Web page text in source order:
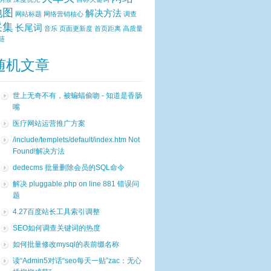
网站标题 网络营销核心 解决方法 调查
集长尾词 音乐 页面更新度 首页距离 高质量
机文章
世上无奇不有，被蝙蝠偷吻 - 知道是香肠
嘴
医疗网站运营推广方案
/include/templets/default/index.htm Not
Found!解决方法
dedecms 批量删除会员的SQL命令
解决 pluggable.php on line 881 错误问
题
4.27百度站长工具索引调整
SEO如何调查关键词的热度
如何批量修改mysql的表前缀名称
读“Admin5对话“seo每天一贴”zac：无心